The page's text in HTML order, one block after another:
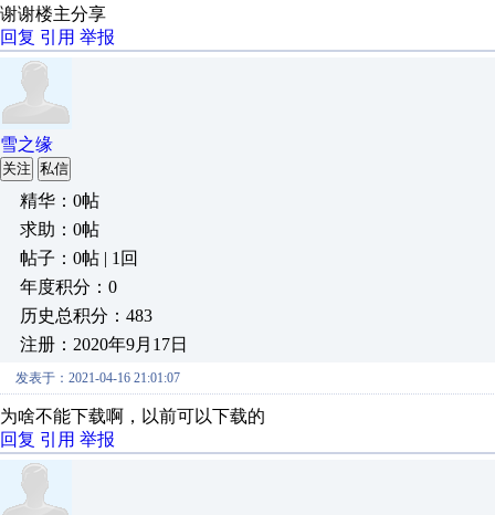
谢谢楼主分享
回复 引用 举报
雪之缘
关注 私信
精华：0帖
求助：0帖
帖子：0帖 | 1回
年度积分：0
历史总积分：483
注册：2020年9月17日
发表于：2021-04-16 21:01:07
为啥不能下载啊，以前可以下载的
回复 引用 举报